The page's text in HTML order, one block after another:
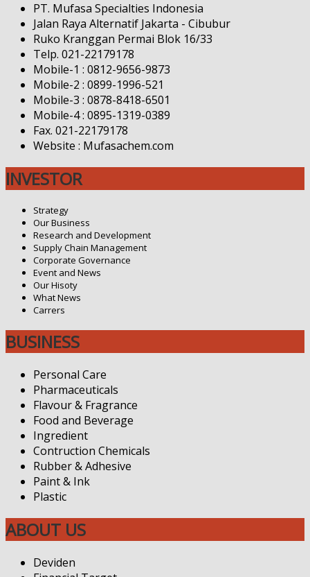
PT. Mufasa Specialties Indonesia
Jalan Raya Alternatif Jakarta - Cibubur
Ruko Kranggan Permai Blok 16/33
Telp. 021-22179178
Mobile-1 : 0812-9656-9873
Mobile-2 : 0899-1996-521
Mobile-3 : 0878-8418-6501
Mobile-4 : 0895-1319-0389
Fax. 021-22179178
Website : Mufasachem.com
INVESTOR
Strategy
Our Business
Research and Development
Supply Chain Management
Corporate Governance
Event and News
Our Hisoty
What News
Carrers
BUSINESS
Personal Care
Pharmaceuticals
Flavour & Fragrance
Food and Beverage
Ingredient
Contruction Chemicals
Rubber & Adhesive
Paint & Ink
Plastic
ABOUT US
Deviden